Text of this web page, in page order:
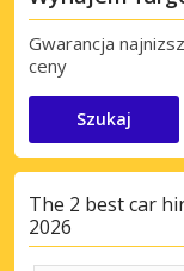
Gwarancja
ceny
Szukaj
The 2 best car
2026